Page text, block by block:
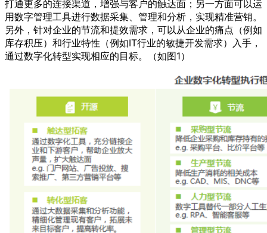
打通更多的连接渠道，增强与客户的触达面；另一方面可以运
用数字管理工具进行数据采集、管理和分析，实现精准营销。
另外，针对企业的节流和提效需求，可以从企业的痛点（例如
库存积压）和行业特性（例如IT行业的敏捷开发需求）入手，
通过数字化转型实现相应的目标。（如图1）